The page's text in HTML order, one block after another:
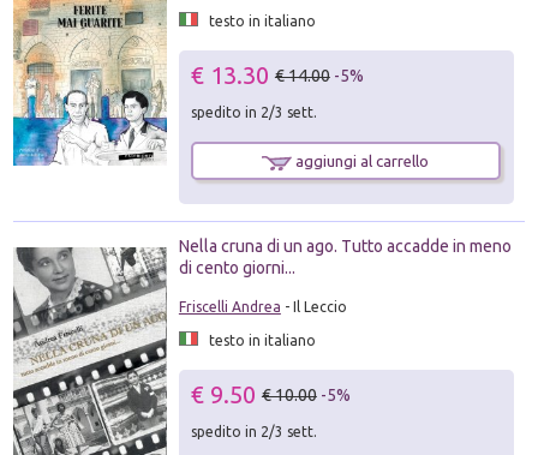
testo in italiano
€ 13.30 € 14.00 -5%
spedito in 2/3 sett.
aggiungi al carrello
Nella cruna di un ago. Tutto accadde in meno
di cento giorni...
Friscelli Andrea - Il Leccio
testo in italiano
€ 9.50 € 10.00 -5%
spedito in 2/3 sett.